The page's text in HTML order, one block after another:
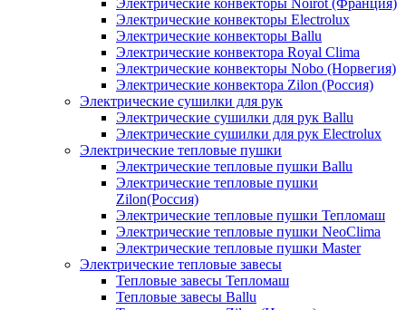
Электрические конвекторы Noirot (Франция)
Электрические конвекторы Electrolux
Электрические конвекторы Ballu
Электрические конвектора Royal Clima
Электрические конвекторы Nobo (Норвегия)
Электрические конвектора Zilon (Россия)
Электрические сушилки для рук
Электрические сушилки для рук Ballu
Электрические сушилки для рук Electrolux
Электрические тепловые пушки
Электрические тепловые пушки Ballu
Электрические тепловые пушки
Zilon(Россия)
Электрические тепловые пушки Тепломаш
Электрические тепловые пушки NeoClima
Электрические тепловые пушки Master
Электрические тепловые завесы
Тепловые завесы Тепломаш
Тепловые завесы Ballu